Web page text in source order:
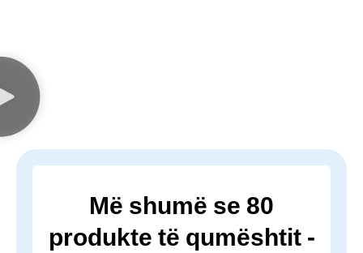
Më shumë se 80
produkte të qumështit -